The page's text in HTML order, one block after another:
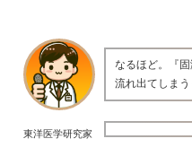
東洋医学研究家
なるほど。『
流れ出てしまう